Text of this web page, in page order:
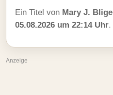
Ein Titel von Mary J. Blige
05.08.2026 um 22:14 Uhr.
Anzeige